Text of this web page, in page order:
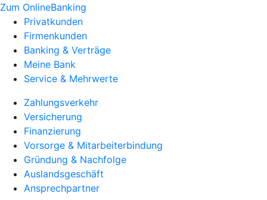
Zum OnlineBanking
Privatkunden
Firmenkunden
Banking & Verträge
Meine Bank
Service & Mehrwerte
Zahlungsverkehr
Versicherung
Finanzierung
Vorsorge & Mitarbeiterbindung
Gründung & Nachfolge
Auslandsgeschäft
Ansprechpartner